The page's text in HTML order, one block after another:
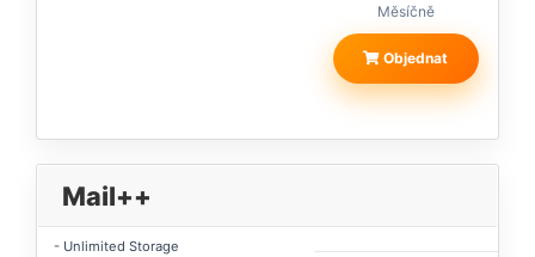
Měsíčně
Objednat
Mail++
- Unlimited Storage